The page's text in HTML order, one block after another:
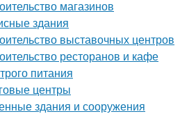
магазинов
здания
выставочных центров
ресторанов и кафе
питания
центры
здания и сооружения